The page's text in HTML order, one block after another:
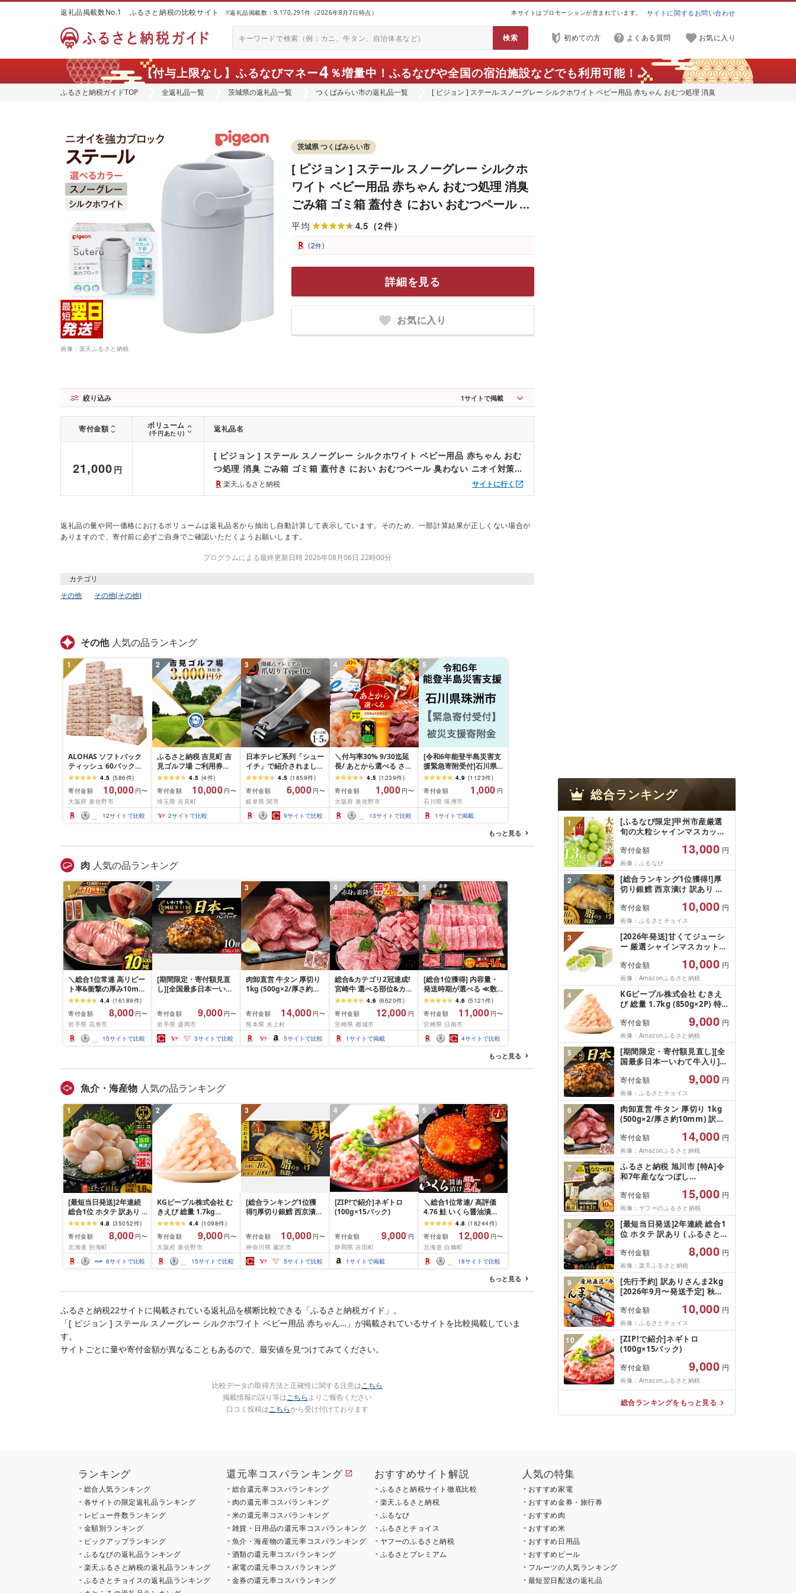
返礼品掲載数No.1 ふるさと納税の比較サイト ※返礼品掲載数：9,170,291件（2026年8月7日時点） 本サイトはプロモーションが含まれています。 サイトに関するお問い合わせ
初めての方 よくある質問 お気に入り
【付与上限なし】ふるなびマネー4％増量中！ ふるなびや全国の宿泊施設などでも利用可能！
ふるさと納税ガイドTOP 全返礼品一覧 茨城県の返礼品一覧 つくばみらい市の返礼品一覧
[ ピジョン ] ステール スノーグレー シルクホワイト ベビー用品 赤ちゃん おむつ処理 消臭
画像：楽天ふるさと納税
茨城県 つくばみらい市
[ ピジョン ] ステール スノーグレー シルクホ
ワイト ベビー用品 赤ちゃん おむつ処理 消臭
ごみ箱 ゴミ箱 蓋付き におい おむつペール 臭
わない ニオイ対策 おむつバケツ 防臭 オムツ
ペール 出産準備 おむつ処理 蓋つき Steru ペ
平均 4.5 （2件）
(2件)
詳細を見る
お気に入り
絞り込み 1サイトで掲載
寄付金額 ボリューム
(千円あたり) 返礼品名
21,000 円
楽天ふるさと納税
[ ピジョン ] ステール スノーグレー シルクホワイト ベビー用品 赤ちゃん おむ
つ処理 消臭 ごみ箱 ゴミ箱 蓋付き におい おむつペール 臭わない ニオイ対策
おむつバケツ 防臭 オムツ ペール 出産準備 おむつ処理 蓋つき Steru ペット 犬
猫 ペットシート
サイトに行く
返礼品の量や同一価格におけるボリュームは返礼品名から抽出し自動計算して表示しています。そのため、一部計算結果が正しくない場合が
ありますので、寄付前に必ずご自身でご確認いただくようお願いします。
プログラムによる最終更新日時 2026年08月06日 22時00分
カテゴリ
その他
その他(その他)
その他 人気の品ランキング
1
ALOHAS ソフトパック
ティッシュ 60パック
×400枚(200組) 日用品
必需品 常備品 まとめ買
い 備蓄 防災
4.5 (586件)
寄付金額
10,000 円〜
大阪府 泉佐野市
12サイトで比較
2
ふるさと納税 吉見町 吉
見ゴルフ場 ご利用券
&lt;3,000円分×1枚&gt;
4.5 (4件)
寄付金額
10,000 円〜
埼玉県 吉見町
2サイトで比較
3
日本テレビ系列「シュー
イチ」で紹介されました
(R7.09.13放送)[刀匠 関
孫六の伝統から生まれた
ツメキリ][選べる本数 1
本〜5本セット] 貝印 関
孫六 爪切り type102 ス
テンレス 高級つめきり
4.5 (1859件)
寄付金額
6,000 円〜
岐阜県 関市
9サイトで比較
4
＼付与率30% 9/30迄延
長/ あとから選べる さの
ちょくカタログ 有効期
限なし 満足度9割 ランキ
ング急上昇中 カタログ
肉 よなよなエール 牛た
ん ビール 酒 かに サーモ
ン 野菜 うなぎ タオル テ
4.5 (1239件)
寄付金額
1,000 円〜
大阪府 泉佐野市
13サイトで比較
5
[令和6年能登半島災害支
援緊急寄附受付]石川県
珠洲市災害応援寄附金
(返礼品はありません)
4.9 (1123件)
寄付金額
1,000 円
石川県 珠洲市
1サイトで掲載
もっと見る
肉 人気の品ランキング
1
＼総合1位常連 高リピー
ト率&衝撃の厚み10mm
厚切り牛タン 塩味/ ≪ス
ピード発送!!10営業日以
内発送≫ 選べる内容量
500g / 1kg 定期便 毎月
届く 牛肉 肉 BBQ ふるさ
と 人気 ランキング 岩手
4.4 (16189件)
寄付金額
8,000 円〜
岩手県 花巻市
15サイトで比較
2
[期間限定・寄付額見直
し][全国最多日本一いわ
1.5kg(150g×10個) いわ
て牛 × 岩中豚 ハンバー
グ 合挽き 合い挽き 黒毛
和牛 人気 冷凍 個包装 小
分け 冷凍 牛肉 豚肉 和牛
キング 1位 1万円以下 岩
手県 盛岡市 東北 岩手 盛
岡 shikoku001k
寄付金額 9,000 円〜
岩手県 盛岡市
3サイトで比較
3
肉卸直営 牛タン 厚切り
1kg (500g×2/厚さ約
牛肉 焼肉 冷凍 スライス
業務用 バーベキュー
BBQ おつまみ ギフト お
祝い お中元 夏ギフト
寄付金額 14,000 円〜
熊本県 水上村
5サイトで比較
4
総合&カテゴリ2冠達成!
宮崎牛 選べる部位&カッ
ト (赤身&霜降り)or(赤身
のみ) 500g 1kg 2kg[発
送時期が選べる] 牛肉 焼
肉 すき焼き しゃぶしゃ
ぶ ステーキ ギフト お中
4.6 (6620件)
寄付金額
12,000 円
宮崎県 都城市
1サイトで掲載
5
[総合1位獲得] 内容量・
発送時期が選べる ≪数
量限定≫ 宮崎牛 赤身 ス
ライス 焼肉 国産 肉 牛肉
薄切り 黒毛和牛 A4 A5
人気 小分け 焼き肉 すき
焼き しゃぶしゃぶ 牛丼
BBQ ギフト 贈り物 おす
すめ 畜産農家応援 ミヤ
4.6 (5121件)
寄付金額
11,000 円〜
宮崎県 日南市
4サイトで比較
もっと見る
魚介・海産物 人気の品ランキング
1
[最短当日発送]2年連続
総合1位 ホタテ 訳あり (
ふるさと納税 ほたて ふ
るさと納税 訳あり 帆立
ふるさと わけあり ホタ
テ貝柱 貝 人気 不揃い 刺
身 規格外 魚介 ランキン
グ 海鮮 冷凍 発送時期が
4.8 (35052件)
寄付金額
8,000 円〜
北海道 別海町
6サイトで比較
2
KGピープル株式会社 む
きえび 総量 1.7kg
(850g×2P) 特大 5Lサイ
ズ バナメイエビ バラ凍
結 下処理不要 サイズ不
揃い 訳あり
4.4 (1098件)
寄付金額
9,000 円〜
大阪府 泉佐野市
15サイトで比較
3
[総合ランキング1位獲
得!]厚切り銀鱈 西京漬け
約 1,000g (約 100g × 10
切) 西京味噌 西京みそ 味
噌漬け みそ 味噌 鮮魚 魚
介 銀だら 銀ダラ ギンダ
ラ ぎんだら 鱈 タラ 魚
礼品 おかず おつまみ お
酒のあて 家計応援
10000円 魚喜 神奈川 湘
寄付金額 10,000 円〜
神奈川県 藤沢市
5サイトで比較
4
[ZIP!で紹介]ネギトロ
(100g×15パック)
寄付金額 9,000 円
静岡県 吉田町
1サイトで掲載
5
＼総合1位常連/ 高評価
4.76 鮭 いくら醤油漬け
ふるさと納税 いくら
200g / 400g / 800g /
1.6kg / 2.4kg 200g パッ
ク[選べる容量] 醤油漬け
海鮮 イクラ 小分け ふる
さと ランキング 人気 ギ
フト 高評価 ふるさと納
4.8 (18244件)
寄付金額
12,000 円〜
北海道 白糠町
18サイトで比較
もっと見る
ふるさと納税22サイトに掲載されている返礼品を横断比較できる「ふるさと納税ガイド」。
「[ ピジョン ] ステール スノーグレー シルクホワイト ベビー用品 赤ちゃん…」が掲載されているサイトを比較掲載していま
す。
サイトごとに量や寄付金額が異なることもあるので、最安値を見つけてみてください。
比較データの取得方法と正確性に関する注意はこちら
掲載情報の誤り等はこちらよりご報告ください
口コミ投稿はこちらから受け付けております
総合ランキング
1
[ふるなび限定]甲州市産厳選
旬の大粒シャインマスカット
(MG)B12-472 FN-Limited-
VO シャインマスカット フル
ーツ
寄付金額 13,000 円
画像：ふるなび
2
[総合ランキング1位獲得!]厚
切り銀鱈 西京漬け 訳あり 銀
100g × 10切) 西京味噌 西京み
そ 味噌漬け みそ 味噌 鮮魚 魚
介 銀だら 銀ダラ ギンダラ ぎ
んだら 鱈 タラ 魚 西京焼き 西
京漬 西京やき 冷凍 厳選 鮮魚
漬け魚 漬魚 新鮮 小分け 人気
返礼品 おかず おつまみ お酒
のあて 家計応援 10000円 魚
喜 神奈川 湘南 藤沢
寄付金額 10,000 円
画像：ふるさとチョイス
3
[2026年発送]甘くてジューシ
ー 厳選シャインマスカット
日)から10月下旬までの発送)
フルーツ ぶどう 果物 山梨県
産 2026 旬 大粒 高級 ブドウ
葡萄 富士吉田市
寄付金額 10,000 円
画像：Amazonふるさと納税
4
KGピープル株式会社 むきえ
び 総量 1.7kg (850g×2P) 特大
凍結 下処理不要 サイズ不揃い
訳あり
寄付金額 9,000 円
画像：Amazonふるさと納税
5
[期間限定・寄付額見直し][全
国最多日本一いわて牛入り]ハ
いわて牛 × 岩中豚 ハンバーグ
合挽き 合い挽き 黒毛和牛 人
気 冷凍 個包装 小分け 冷凍 牛
肉 豚肉 和牛 ビーフ ポーク は
んばーぐ 挽肉 お肉 ミンチ 肉
お弁当 hannba-gu ランキン
グ 1位 1万円以下 岩手県 盛岡
市 東北 岩手 盛岡
shikoku001k
寄付金額 9,000 円
画像：ふるさとチョイス
6
肉卸直営 牛タン 厚切り 1kg
(500g×2/厚さ約10mm) 訳あ
ライス 業務用 バーベキュー
BBQ おつまみ ギフト お祝い
お中元 夏ギフト
寄付金額 14,000 円
画像：Amazonふるさと納税
7
ふるさと納税 旭川市 [特A]令
和7年産ななつぼし
お米[さとふる限定]_05957
寄付金額 15,000 円
画像：ヤフーのふるさと納税
8
[最短当日発送]2年連続 総合1
位 ホタテ 訳あり ( ふるさと納
り 帆立 ふるさと わけあり ホ
タテ貝柱 貝 人気 不揃い 刺身
規格外 魚介 ランキング 海鮮
冷凍 発送時期が選べる 北海道
別海町 )(クラウドファンディ
ング対象)
寄付金額 8,000 円
画像：楽天ふるさと納税
9
[先行予約] 訳ありさんま2kg
[2026年9月〜発送予定] 秋刀
FISH 魚 新鮮 ごはん 夕飯 お
かず おつまみ 晩酌 米 丼 海産
物 海鮮 魚介 魚介類 テレビ
TV 放送 ニュース 番組 大船渡
大船渡市 三陸 被災 震災 火災
支援 応援 岩手県 国産 大船渡
応援 [東北超歌手]
寄付金額 10,000 円
画像：ふるさとチョイス
10
[ZIP!で紹介]ネギトロ
(100g×15パック)
寄付金額 9,000 円
画像：Amazonふるさと納税
総合ランキングをもっと見る
ランキング
総合人気ランキング
各サイトの限定返礼品ランキング
レビュー件数ランキング
金額別ランキング
ピックアップランキング
ふるなびの返礼品ランキング
楽天ふるさと納税の返礼品ランキング
ふるさとチョイスの返礼品ランキング
還元率コスパランキング
総合還元率コスパランキング
肉の還元率コスパランキング
米の還元率コスパランキング
雑貨・日用品の還元率コスパランキング
魚介・海産物の還元率コスパランキング
酒類の還元率コスパランキング
家電の還元率コスパランキング
金券の還元率コスパランキング
おすすめサイト解説
ふるさと納税サイト徹底比較
楽天ふるさと納税
ふるなび
ふるさとチョイス
ヤフーのふるさと納税
ふるさとプレミアム
人気の特集
おすすめ家電
おすすめ金券・旅行券
おすすめ肉
おすすめ米
おすすめ日用品
おすすめビール
フルーツの人気ランキング
最短翌日配送の返礼品